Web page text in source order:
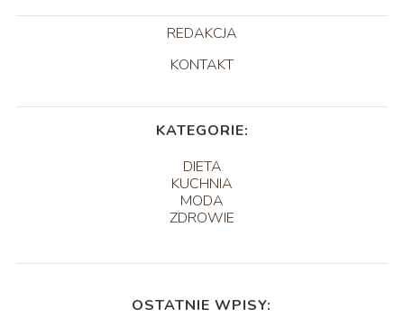
REDAKCJA
KONTAKT
KATEGORIE:
DIETA
KUCHNIA
MODA
ZDROWIE
OSTATNIE WPISY: